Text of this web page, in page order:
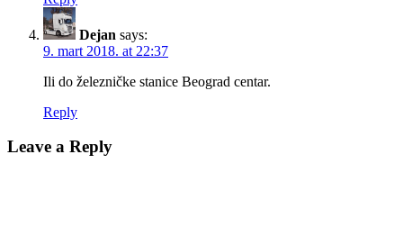
Dejan says:
9. mart 2018. at 22:37
Ili do železničke stanice Beograd centar.
Reply
Leave a Reply